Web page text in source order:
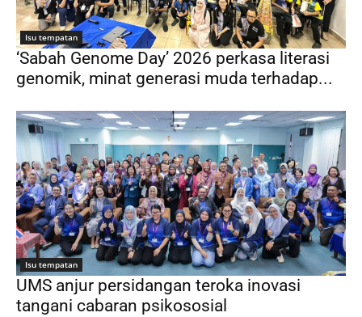
Isu tempatan
‘Sabah Genome Day’ 2026 perkasa literasi
genomik, minat generasi muda terhadap...
Isu tempatan
UMS anjur persidangan teroka inovasi
tangani cabaran psikososial